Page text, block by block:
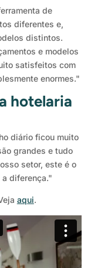
de
diferentes e,
distintos.
e modelos
satisfeitos com
enormes."
hotelaria
diário ficou muito
grandes e tudo
setor, este é o
diferença."
aqui.